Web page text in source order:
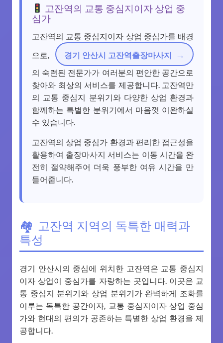
고잔역의 교통 중심지이자 상업 중
심가
고잔역의 교통 중심지이자 상업 중심가를 배경
으로,
경기 안산시 고잔역출장마사지
의 숙련된 전문가가 여러분의 편안한 공간으로
찾아와 최상의 서비스를 제공합니다. 고잔역만
의 교통 중심지 분위기와 다양한 상업 환경과
함께하는 특별한 분위기에서 마음껏 이완하실
수 있습니다.
고잔역의 상업 중심가 환경과 편리한 접근성을
활용하여 출장마사지 서비스는 이동 시간을 완
전히 절약해주어 더욱 풍부한 여유 시간을 만
들어줍니다.
고잔역 지역의 독특한 매력과
특성
경기 안산시의 중심에 위치한 고잔역은 교통 중심지
이자 상업이 중심가를 자랑하는 곳입니다. 이곳은 교
통 중심지 분위기와 상업 분위기가 완벽하게 조화를
이루는 독특한 공간이자, 교통 중심지이자 상업 중심
가와 현대의 편의가 공존하는 특별한 상업 환경을 제
공합니다.